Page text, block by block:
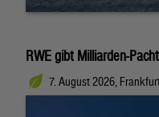
RWE gibt Milliarden-
7. August 2026,